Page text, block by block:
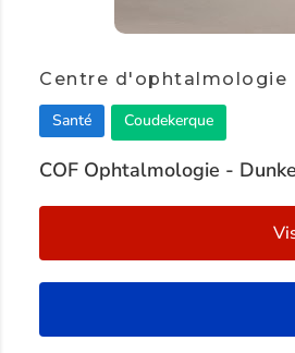
Centre d'ophtalmologie
Santé
Coudekerque
COF Ophtalmologie -